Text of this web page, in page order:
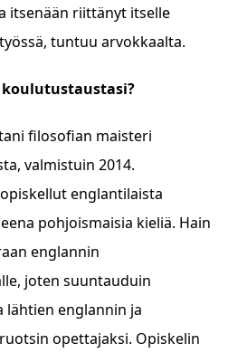
itsenään riittänyt itselle
tuntuu arvokkaalta.
filosofian maisteri
valmistuin 2014.
englantilaista
pohjoismaisia kieliä. Hain
englannin
joten suuntauduin
lähtien englannin ja
opettajaksi. Opiskelin